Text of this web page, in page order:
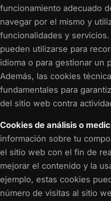
funcionamiento adecuado
navegar por el mismo y
funcionalidades y
pueden utilizarse para
idioma o para gestionar un
Además, las cookies
fundamentales para
del sitio web contra
Cookies de análisis o
información sobre tu
el sitio web con el fin de
mejorar el contenido y la
ejemplo, estas cookies
número de visitas al sitio